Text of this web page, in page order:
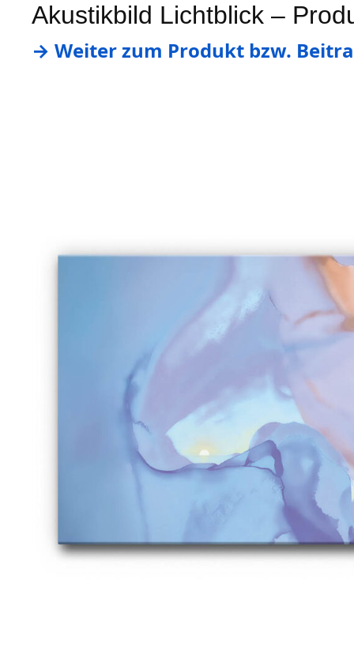
Akustikbild Lichtblick –
→ Weiter zum Produkt bzw.